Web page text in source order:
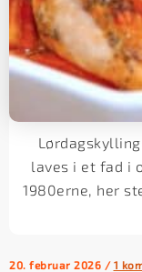
laves i et fad i
1980erne, her
20. februar 2026 / 1